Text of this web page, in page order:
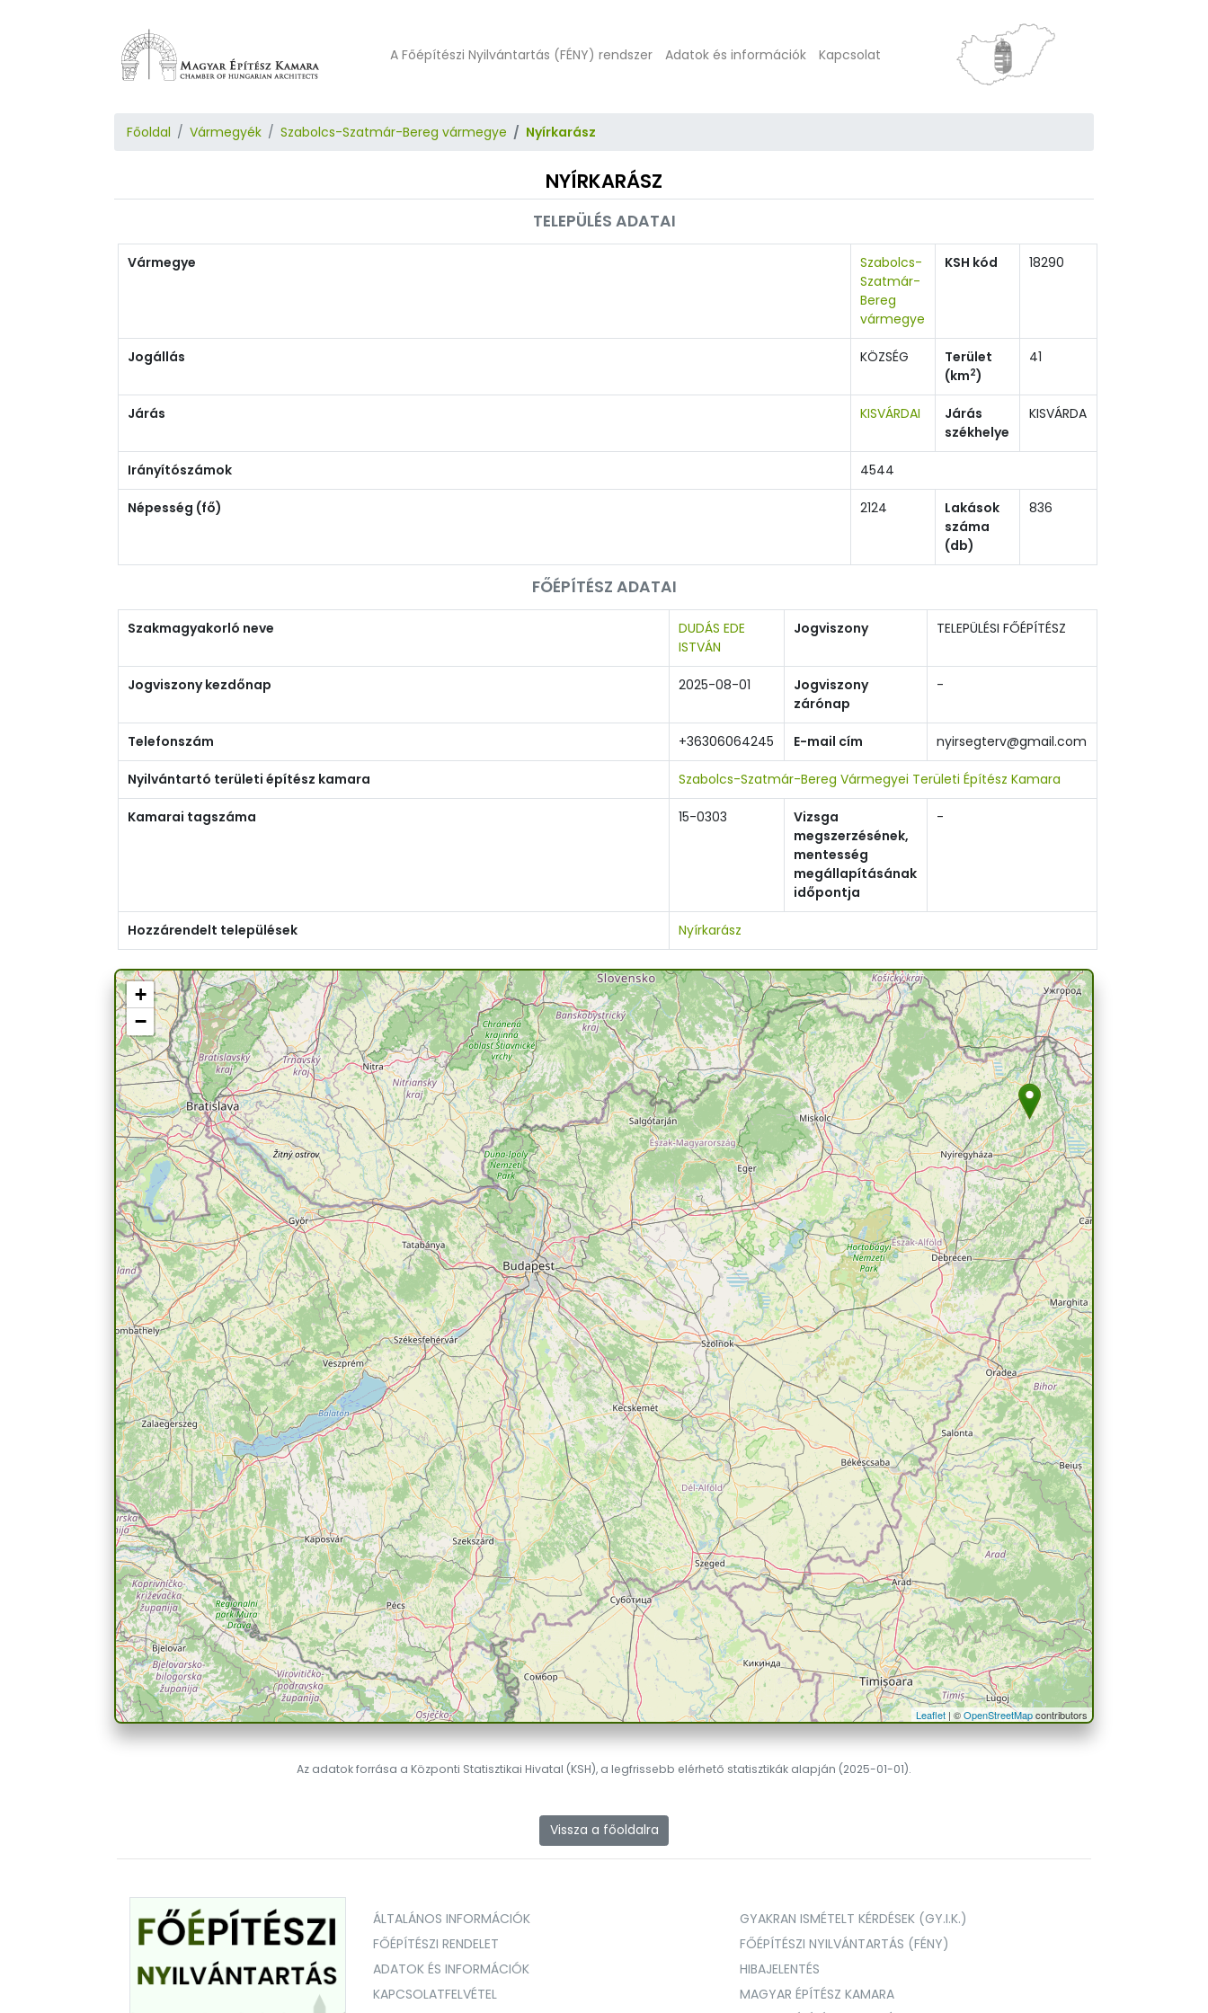
A Főépítészi Nyilvántartás (FÉNY) rendszer Adatok és információk Kapcsolat
Főoldal Vármegyék Szabolcs-Szatmár-Bereg vármegye Nyírkarász
NYÍRKARÁSZ
TELEPÜLÉS ADATAI
Vármegye
Szabolcs-
Szatmár-
Bereg
vármegye
KSH kód 18290
Jogállás KÖZSÉG
Terület
(km2)
41
Járás KISVÁRDAI
Járás
székhelye
KISVÁRDA
Irányítószámok 4544
Népesség (fő) 2124
Lakások
száma
(db)
836
FŐÉPÍTÉSZ ADATAI
Szakmagyakorló neve
DUDÁS EDE
ISTVÁN
Jogviszony TELEPÜLÉSI FŐÉPÍTÉSZ
Jogviszony kezdőnap 2025-08-01
Jogviszony
zárónap
-
Telefonszám +36306064245 E-mail cím nyirsegterv@gmail.com
Nyilvántartó területi építész kamara Szabolcs-Szatmár-Bereg Vármegyei Területi Építész Kamara
Kamarai tagszáma 15-0303
Vizsga
megszerzésének,
mentesség
megállapításának
időpontja
-
Hozzárendelt települések Nyírkarász
+
−
Leaflet | ©OpenStreetMapcontributors
Az adatok forrása a Központi Statisztikai Hivatal (KSH), a legfrissebb elérhető statisztikák alapján (2025-01-01).
Vissza a főoldalra
ÁLTALÁNOS INFORMÁCIÓK
GYAKRAN ISMÉTELT KÉRDÉSEK (GY.I.K.)
FŐÉPÍTÉSZI RENDELET
FŐÉPÍTÉSZI NYILVÁNTARTÁS (FÉNY)
ADATOK ÉS INFORMÁCIÓK
HIBAJELENTÉS
KAPCSOLATFELVÉTEL
MAGYAR ÉPÍTÉSZ KAMARA